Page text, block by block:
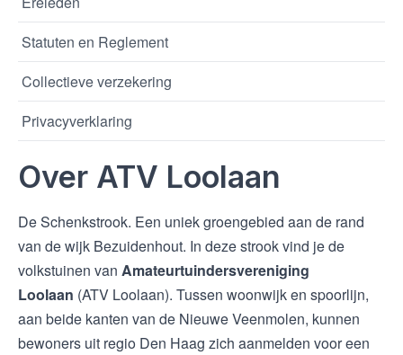
Statuten en Reglement
Collectieve verzekering
Privacyverklaring
Over ATV Loolaan
De Schenkstrook. Een uniek groengebied aan de rand
van de wijk Bezuidenhout. In deze strook vind je de
volkstuinen van Amateurtuindersvereniging
Loolaan (ATV Loolaan). Tussen woonwijk en spoorlijn,
aan beide kanten van de Nieuwe Veenmolen, kunnen
bewoners uit regio Den Haag zich aanmelden voor een